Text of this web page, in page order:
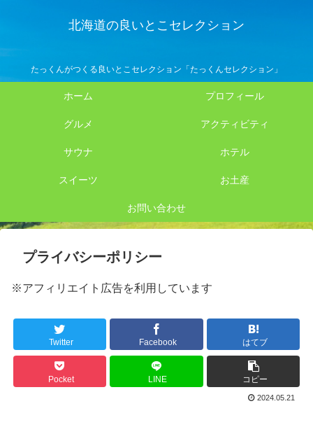
北海道の良いとこセレクション
たっくんがつくる良いとこセレクション「たっくんセレクション」
ホーム プロフィール
グルメ アクティビティ
サウナ ホテル
スイーツ お土産
お問い合わせ
プライバシーポリシー
※アフィリエイト広告を利用しています
Twitter Facebook はてブ
Pocket LINE コピー
2024.05.21